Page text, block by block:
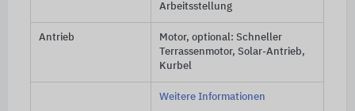
Arbeitsstellung
Antrieb
Motor, optional: Schneller
Terrassenmotor, Solar-Antrieb,
Kurbel
Weitere Informationen